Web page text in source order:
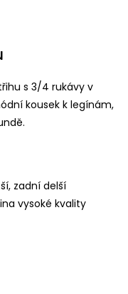
s 3/4 rukávy v
kousek k legínám,
zadní delší
vysoké kvality